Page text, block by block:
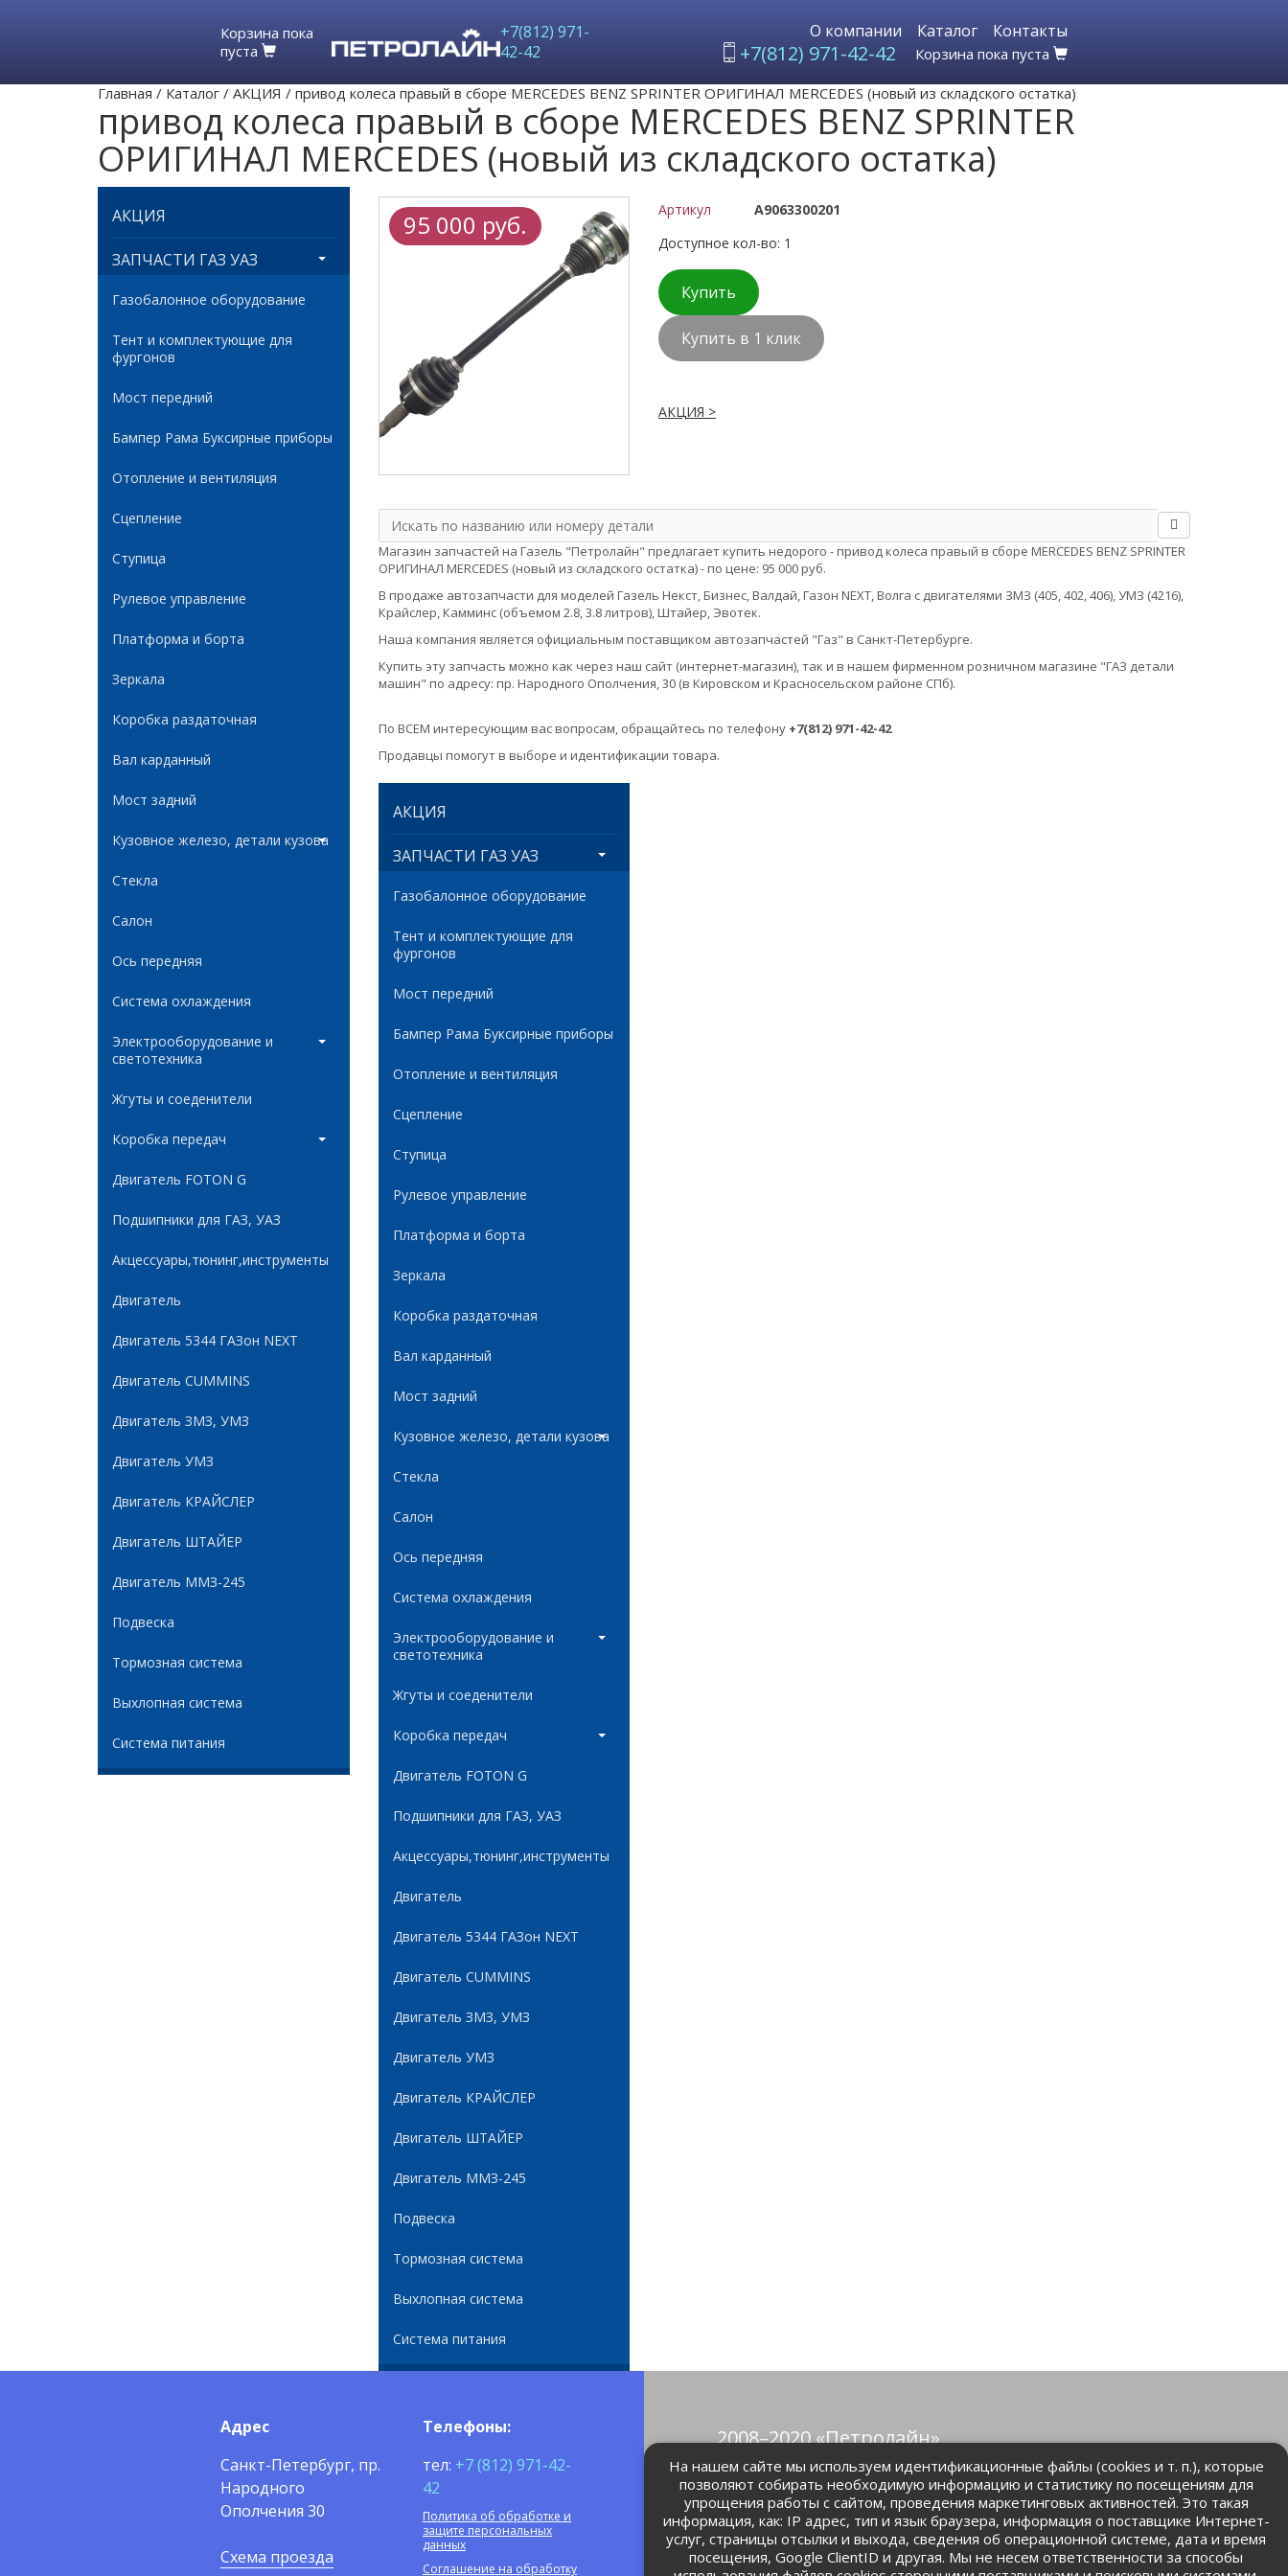
Корзина пока
пуста
+7(812) 971-
42-42
О компании Каталог Контакты
+7(812) 971-42-42 Корзина пока пуста
Главная / Каталог / АКЦИЯ / привод колеса правый в сборе MERCEDES BENZ SPRINTER ОРИГИНАЛ MERCEDES (новый из складского остатка)
привод колеса правый в сборе MERCEDES BENZ SPRINTER
ОРИГИНАЛ MERCEDES (новый из складского остатка)
АКЦИЯ
ЗАПЧАСТИ ГАЗ УАЗ
Газобалонное оборудование
Тент и комплектующие для
фургонов
Мост передний
Бампер Рама Буксирные приборы
Отопление и вентиляция
Сцепление
Ступица
Рулевое управление
Платформа и борта
Зеркала
Коробка раздаточная
Вал карданный
Мост задний
Кузовное железо, детали кузова
Стекла
Салон
Ось передняя
Система охлаждения
Электрооборудование и
светотехника
Жгуты и соеденители
Коробка передач
Двигатель FOTON G
Подшипники для ГАЗ, УАЗ
Акцессуары,тюнинг,инструменты
Двигатель
Двигатель 5344 ГАЗон NEXT
Двигатель CUMMINS
Двигатель ЗМЗ, УМЗ
Двигатель УМЗ
Двигатель КРАЙСЛЕР
Двигатель ШТАЙЕР
Двигатель ММЗ-245
Подвеска
Тормозная система
Выхлопная система
Система питания
95 000 руб. Артикул
A9063300201
Доступное кол-во: 1
Купить
Купить в 1 клик
АКЦИЯ >
Магазин запчастей на Газель "Петролайн" предлагает купить недорого - привод колеса правый в сборе MERCEDES BENZ SPRINTER
ОРИГИНАЛ MERCEDES (новый из складского остатка) - по цене: 95 000 руб.
В продаже автозапчасти для моделей Газель Некст, Бизнес, Валдай, Газон NEXT, Волга с двигателями ЗМЗ (405, 402, 406), УМЗ (4216),
Крайслер, Камминс (объемом 2.8, 3.8 литров), Штайер, Эвотек.
Наша компания является официальным поставщиком автозапчастей "Газ" в Санкт-Петербурге.
Купить эту запчасть можно как через наш сайт (интернет-магазин), так и в нашем фирменном розничном магазине "ГАЗ детали
машин" по адресу: пр. Народного Ополчения, 30 (в Кировском и Красносельском районе СПб).
По ВСЕМ интересующим вас вопросам, обращайтесь по телефону +7(812) 971-42-42
Продавцы помогут в выборе и идентификации товара.
АКЦИЯ
ЗАПЧАСТИ ГАЗ УАЗ
Газобалонное оборудование
Тент и комплектующие для
фургонов
Мост передний
Бампер Рама Буксирные приборы
Отопление и вентиляция
Сцепление
Ступица
Рулевое управление
Платформа и борта
Зеркала
Коробка раздаточная
Вал карданный
Мост задний
Кузовное железо, детали кузова
Стекла
Салон
Ось передняя
Система охлаждения
Электрооборудование и
светотехника
Жгуты и соеденители
Коробка передач
Двигатель FOTON G
Подшипники для ГАЗ, УАЗ
Акцессуары,тюнинг,инструменты
Двигатель
Двигатель 5344 ГАЗон NEXT
Двигатель CUMMINS
Двигатель ЗМЗ, УМЗ
Двигатель УМЗ
Двигатель КРАЙСЛЕР
Двигатель ШТАЙЕР
Двигатель ММЗ-245
Подвеска
Тормозная система
Выхлопная система
Система питания
Адрес
Санкт-Петербург, пр.
Народного
Ополчения 30
Схема проезда
Телефоны:
тел: +7 (812) 971-42-
42
Политика об обработке и
защите персональных
данных
Соглашение на обработку
2008–2020 «Петролайн»
© Все права защищены.
petrolain@mail.ru
На нашем сайте мы используем идентификационные файлы (cookies и т. п.), которые
позволяют собирать необходимую информацию и статистику по посещениям для
упрощения работы с сайтом, проведения маркетинговых активностей. Это такая
информация, как: IP адрес, тип и язык браузера, информация о поставщике Интернет-
услуг, страницы отсылки и выхода, сведения об операционной системе, дата и время
посещения, Google ClientID и другая. Мы не несем ответственности за способы